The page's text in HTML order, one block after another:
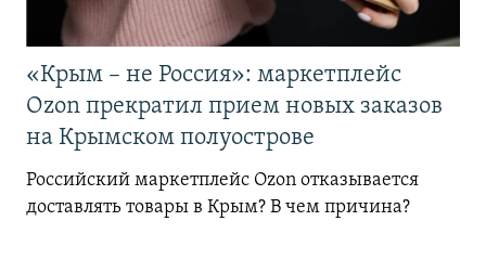
«Крым – не Россия»: маркетплейс
Ozon прекратил прием новых заказов
на Крымском полуострове
Российский маркетплейс Ozon отказывается
доставлять товары в Крым? В чем причина?